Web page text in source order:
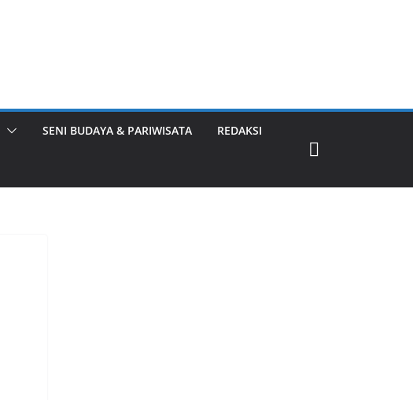
SENI BUDAYA & PARIWISATA REDAKSI